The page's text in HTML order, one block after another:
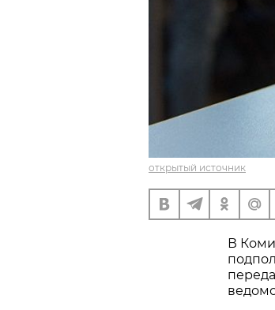
открытый источник
В